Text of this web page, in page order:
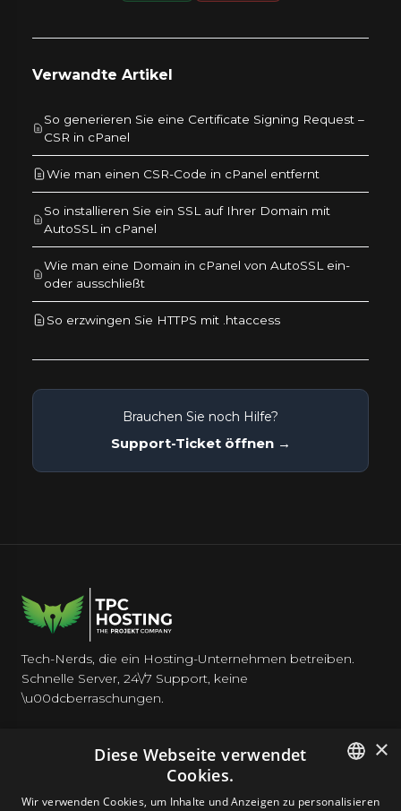
Verwandte Artikel
So generieren Sie eine Certificate Signing Request –
CSR in cPanel
Wie man einen CSR-Code in cPanel entfernt
So installieren Sie ein SSL auf Ihrer Domain mit
AutoSSL in cPanel
Wie man eine Domain in cPanel von AutoSSL ein-
oder ausschließt
So erzwingen Sie HTTPS mit .htaccess
Brauchen Sie noch Hilfe?
Support-Ticket öffnen →
Tech-Nerds, die ein Hosting-Unternehmen betreiben.
Schnelle Server, 24\/7 Support, keine
\u00dcberraschungen.
HOSTING ENGLISH
×
Diese Webseite verwendet
Cookies.
Wir verwenden Cookies, um Inhalte und Anzeigen zu personalisieren